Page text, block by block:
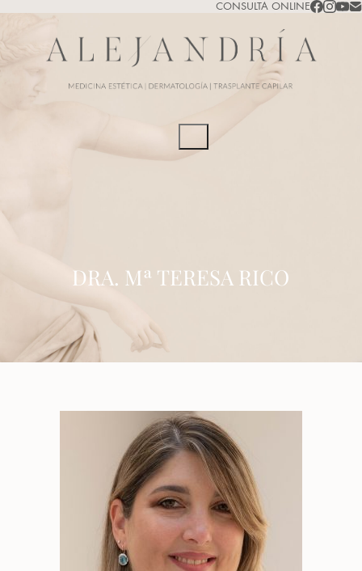
CONSULTA ONLINE
DRA. Mª TERESA RICO